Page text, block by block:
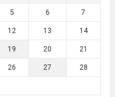
5 6 7
12 13 14
19 20 21
26 27 28